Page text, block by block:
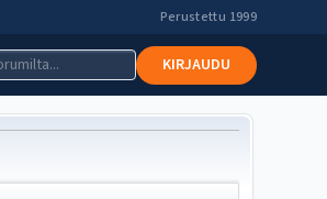
Perustettu 1999
KIRJAUDU